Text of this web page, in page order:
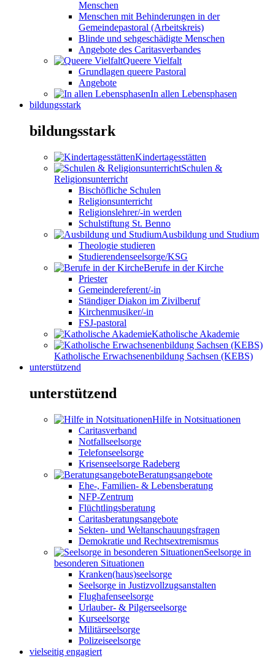
Menschen
Menschen mit Behinderungen in der
Gemeindepastoral (Arbeitskreis)
Blinde und sehgeschädigte Menschen
Angebote des Caritasverbandes
Queere Vielfalt
Grundlagen queere Pastoral
Angebote
In allen Lebensphasen
bildungsstark
bildungsstark
Kindertagesstätten
Schulen &
Religionsunterricht
Bischöfliche Schulen
Religionsunterricht
Religionslehrer/-in werden
Schulstiftung St. Benno
Ausbildung und Studium
Theologie studieren
Studierendenseelsorge/KSG
Berufe in der Kirche
Priester
Gemeindereferent/-in
Ständiger Diakon im Zivilberuf
Kirchenmusiker/-in
FSJ-pastoral
Katholische Akademie
Katholische Erwachsenenbildung Sachsen (KEBS)
unterstützend
unterstützend
Hilfe in Notsituationen
Caritasverband
Notfallseelsorge
Telefonseelsorge
Krisenseelsorge Radeberg
Beratungsangebote
Ehe-, Familien- & Lebensberatung
NFP-Zentrum
Flüchtlingsberatung
Caritasberatungsangebote
Sekten- und Weltanschauungsfragen
Demokratie und Rechtsextremismus
Seelsorge in
besonderen Situationen
Kranken(haus)seelsorge
Seelsorge in Justizvollzugsanstalten
Flughafenseelsorge
Urlauber- & Pilgerseelsorge
Kurseelsorge
Militärseelsorge
Polizeiseelsorge
vielseitig engagiert